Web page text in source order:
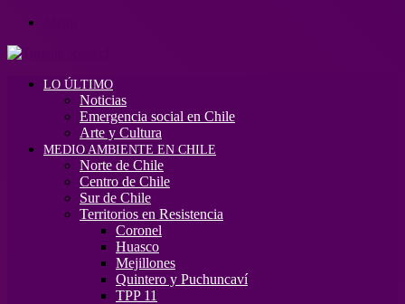
LO ÚLTIMO
Noticias
Emergencia social en Chile
Arte y Cultura
MEDIO AMBIENTE EN CHILE
Norte de Chile
Centro de Chile
Sur de Chile
Territorios en Resistencia
Coronel
Huasco
Mejillones
Quintero y Puchuncaví
TPP 11